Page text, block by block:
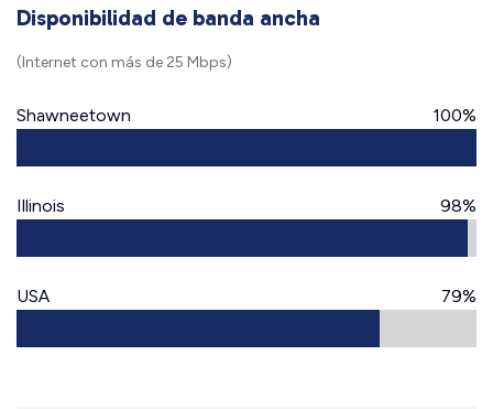
Disponibilidad de banda ancha
(Internet con más de 25 Mbps)
Shawneetown 100%
Illinois 98%
USA 79%